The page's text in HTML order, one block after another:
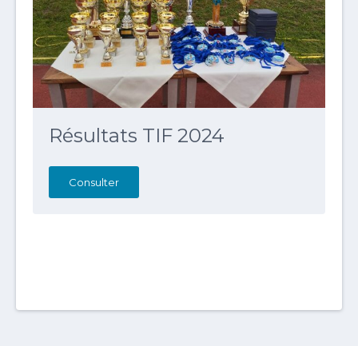
Résultats TIF 2024
Consulter